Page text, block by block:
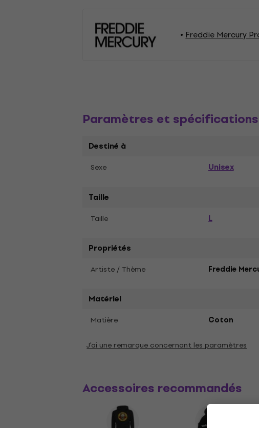
Freddie Mercury
Paramètres et spécifications
Destiné à
Sexe Unisex
Taille
Taille L
Propriétés
Artiste / Thème Freddie
Matériel
Matière Coton
J'ai une remarque concernant les paramètres
Accessoires recommandés